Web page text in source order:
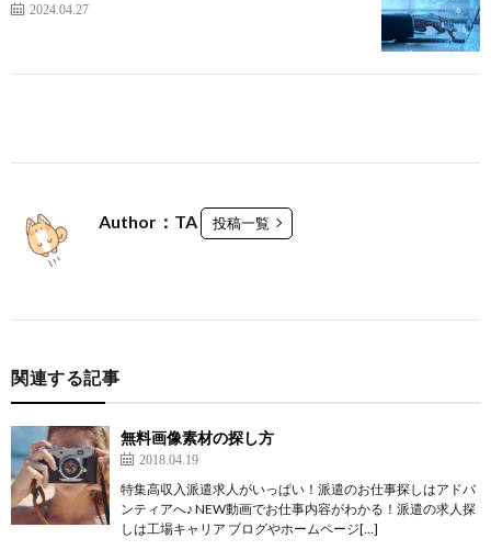
2024.04.27
Author：TA 投稿一覧
関連する記事
無料画像素材の探し方
2018.04.19
特集高収入派遣求人がいっぱい！派遣のお仕事探しはアドバ
ンティアへ♪ NEW動画でお仕事内容がわかる！派遣の求人探
しは工場キャリア ブログやホームページ[…]